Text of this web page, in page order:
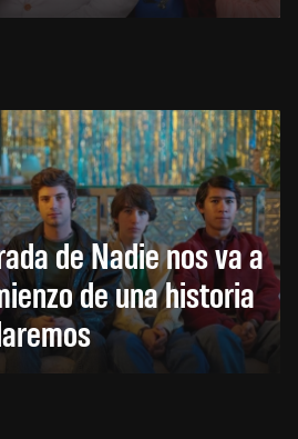
de Nadie nos va a
de una historia